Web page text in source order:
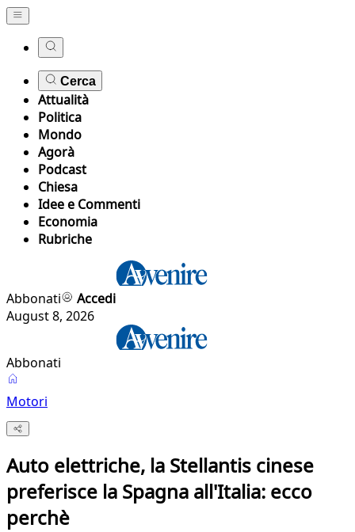
Cerca
Attualità
Politica
Mondo
Agorà
Podcast
Chiesa
Idee e Commenti
Economia
Rubriche
Abbonati
Accedi
August 8, 2026
Abbonati
Motori
Auto elettriche, la Stellantis cinese
preferisce la Spagna all'Italia: ecco
perchè